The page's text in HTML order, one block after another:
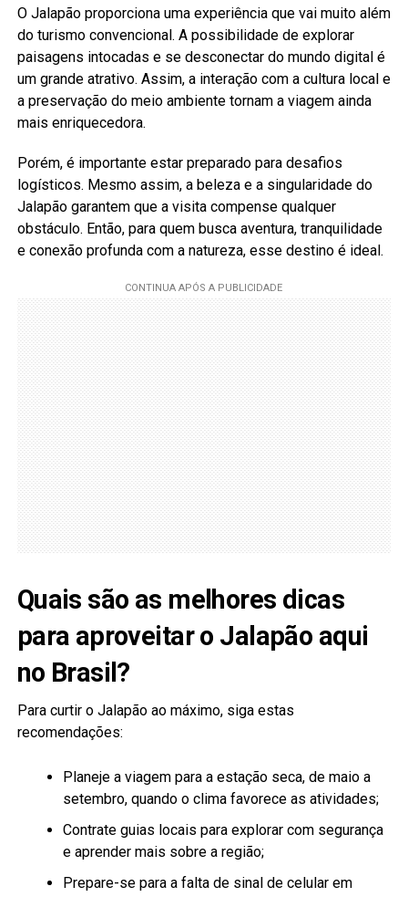
O Jalapão proporciona uma experiência que vai muito além
do turismo convencional. A possibilidade de explorar
paisagens intocadas e se desconectar do mundo digital é
um grande atrativo. Assim, a interação com a cultura local e
a preservação do meio ambiente tornam a viagem ainda
mais enriquecedora.
Porém, é importante estar preparado para desafios
logísticos. Mesmo assim, a beleza e a singularidade do
Jalapão garantem que a visita compense qualquer
obstáculo. Então, para quem busca aventura, tranquilidade
e conexão profunda com a natureza, esse destino é ideal.
Quais são as melhores dicas
para aproveitar o Jalapão aqui
no Brasil?
Para curtir o Jalapão ao máximo, siga estas
recomendações:
Planeje a viagem para a estação seca, de maio a
setembro, quando o clima favorece as atividades;
Contrate guias locais para explorar com segurança
e aprender mais sobre a região;
Prepare-se para a falta de sinal de celular em